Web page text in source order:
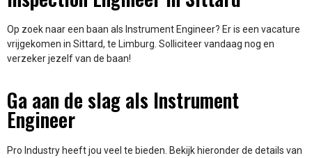
Op zoek naar een baan als Instrument Engineer? Er is een vacature
vrijgekomen in Sittard, te Limburg. Solliciteer vandaag nog en
verzeker jezelf van de baan!
Ga aan de slag als Instrument
Engineer
Pro Industry heeft jou veel te bieden. Bekijk hieronder de details van